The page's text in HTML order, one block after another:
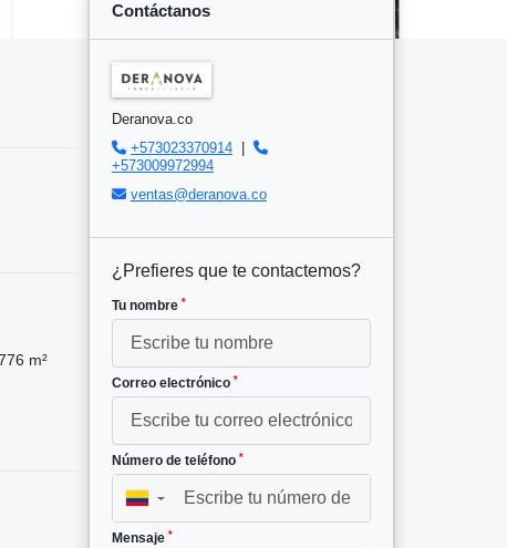
m²
Contáctanos
Deranova.co
+573023370914
+573009972994
ventas@deranova.co
¿Prefieres que te contactemos?
Tu nombre *
Correo electrónico *
Número de teléfono *
▼
Mensaje *